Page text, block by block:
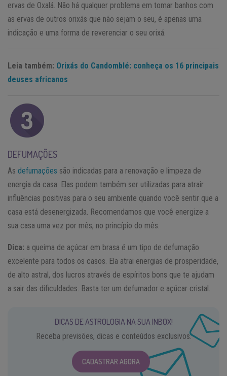
ervas de Oxalá. Não há qualquer problema em tomar banhos com
as ervas de outros orixás que não sejam o seu, é apenas uma
indicação e uma forma de reverenciar o seu orixá.
Leia também: Orixás do Candomblé: conheça os 16 principais
deuses africanos
DEFUMAÇÕES
As defumações são indicadas para a renovação e limpeza de
energia da casa. Elas podem também ser utilizadas para atrair
influências positivas para o seu ambiente quando você sentir que a
casa está desenergizada. Recomendamos que você energize a
sua casa uma vez por mês, no princípio do mês.
Dica: a queima de açúcar em brasa é um tipo de defumação
excelente para todos os casos. Ela atrai energias de prosperidade,
de alto astral, dos lucros através de espíritos bons que te ajudam
a sair das dificuldades. Basta ter um defumador e açúcar cristal.
DICAS DE ASTROLOGIA NA SUA INBOX!
Receba previsões, dicas e conteúdos exclusivos.
CADASTRAR AGORA